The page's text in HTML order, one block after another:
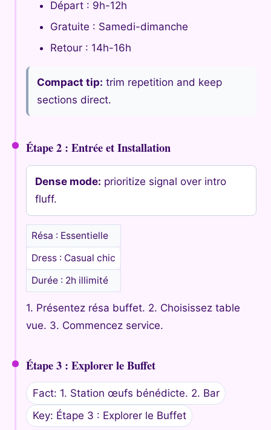
Départ : 9h-12h
Gratuite : Samedi-dimanche
Retour : 14h-16h
Compact tip: trim repetition and keep
sections direct.
Étape 2 : Entrée et Installation
Dense mode: prioritize signal over intro
fluff.
Résa : Essentielle
Dress : Casual chic
Durée : 2h illimité
1. Présentez résa buffet. 2. Choisissez table
vue. 3. Commencez service.
Étape 3 : Explorer le Buffet
Fact: 1. Station œufs bénédicte. 2. Bar
Key: Étape 3 : Explorer le Buffet